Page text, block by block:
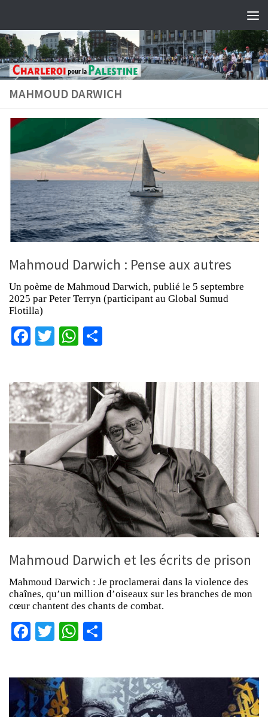
MAHMOUD DARWICH
Mahmoud Darwich : Pense aux autres
Un poème de Mahmoud Darwich, publié le 5 septembre
2025 par Peter Terryn (participant au Global Sumud
Flotilla)
Facebook
TwitterWhatsApp
Mahmoud Darwich et les écrits de prison
Mahmoud Darwich : Je proclamerai dans la violence des
chaînes, qu’un million d’oiseaux sur les branches de mon
cœur chantent des chants de combat.
Facebook
TwitterWhatsApp